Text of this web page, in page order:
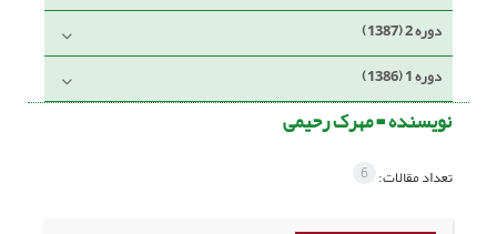
دوره 2 (1387)
دوره 1 (1386)
نویسنده =مهرک رحیمی
تعداد مقالات: 6